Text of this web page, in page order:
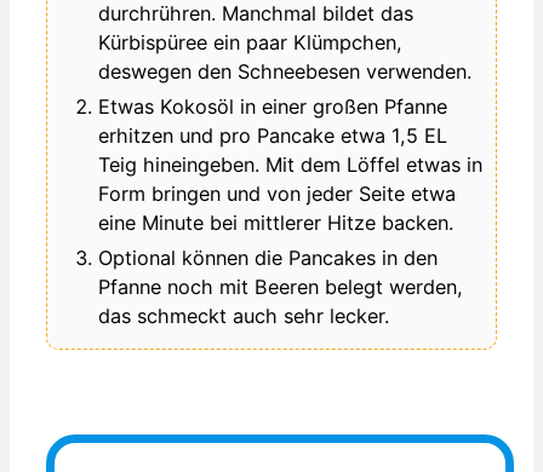
durchrühren. Manchmal bildet das
Kürbispüree ein paar Klümpchen,
deswegen den Schneebesen verwenden.
Etwas Kokosöl in einer großen Pfanne
erhitzen und pro Pancake etwa 1,5 EL
Teig hineingeben. Mit dem Löffel etwas in
Form bringen und von jeder Seite etwa
eine Minute bei mittlerer Hitze backen.
Optional können die Pancakes in den
Pfanne noch mit Beeren belegt werden,
das schmeckt auch sehr lecker.